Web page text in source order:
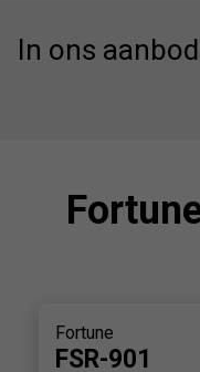
In ons
Fortune
FSR-901